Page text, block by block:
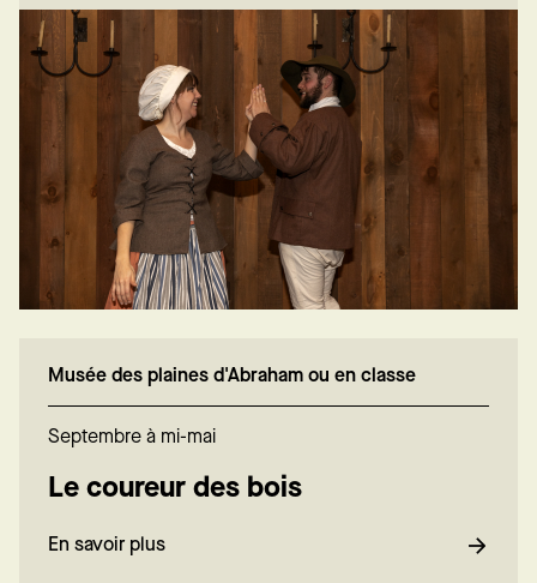
Musée des plaines d'Abraham ou en classe
Septembre à mi-mai
Le coureur des bois
En savoir plus